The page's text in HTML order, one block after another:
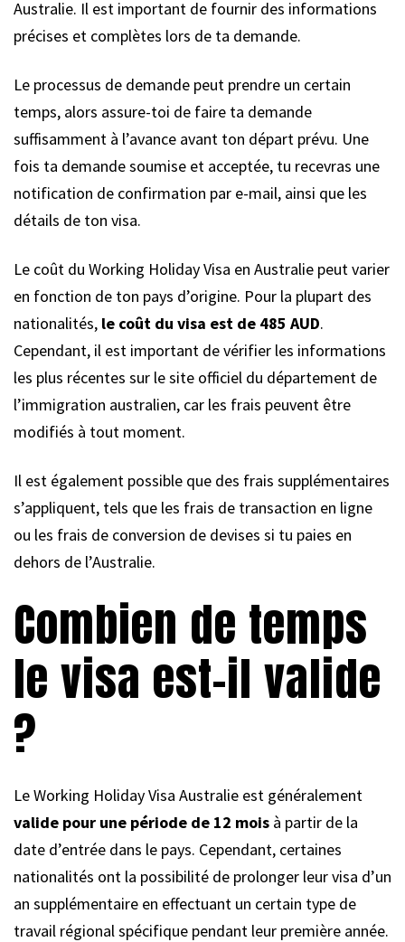
Australie. Il est important de fournir des informations
précises et complètes lors de ta demande.
Le processus de demande peut prendre un certain
temps, alors assure-toi de faire ta demande
suffisamment à l’avance avant ton départ prévu. Une
fois ta demande soumise et acceptée, tu recevras une
notification de confirmation par e-mail, ainsi que les
détails de ton visa.
Le coût du Working Holiday Visa en Australie peut varier
en fonction de ton pays d’origine. Pour la plupart des
nationalités, le coût du visa est de 485 AUD.
Cependant, il est important de vérifier les informations
les plus récentes sur le site officiel du département de
l’immigration australien, car les frais peuvent être
modifiés à tout moment.
Il est également possible que des frais supplémentaires
s’appliquent, tels que les frais de transaction en ligne
ou les frais de conversion de devises si tu paies en
dehors de l’Australie.
Combien de temps
le visa est-il valide
?
Le Working Holiday Visa Australie est généralement
valide pour une période de 12 mois à partir de la
date d’entrée dans le pays. Cependant, certaines
nationalités ont la possibilité de prolonger leur visa d’un
an supplémentaire en effectuant un certain type de
travail régional spécifique pendant leur première année.